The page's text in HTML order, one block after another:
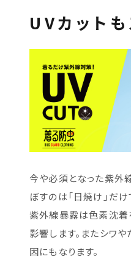
UVカット
今や必須となった紫外
ぼすのは「日焼け」だ
紫外線暴露は色素沈着
影響します。またシワ
因にもなります。